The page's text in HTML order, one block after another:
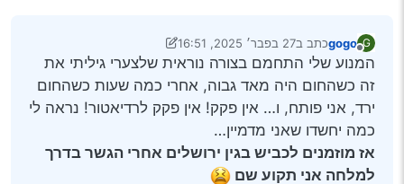
G
מנותק
gogoכתב ב27 בפבר׳ 2025, 16:51
נערך לאחרונה על ידי gogo
המנוע שלי התחמם בצורה נוראית שלצערי גיליתי את
זה כשהחום היה מאד גבוה, אחרי כמה שעות כשהחום
ירד, אני פותח, ו… אין פקק! אין פקק לרדיאטור! נראה לי
כמה יחשדו שאני מדמיין…
אז מוזמנים לכביש בגין ירושלים אחרי הגשר בדרך
למלחה אני תקוע שם